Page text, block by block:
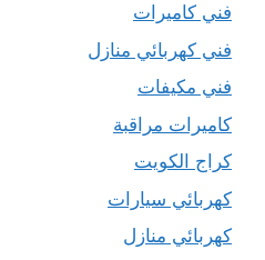
فني كاميرات
فني كهربائي منازل
فني مكيفات
كاميرات مراقبة
كراج الكويت
كهربائي سيارات
كهربائي منازل